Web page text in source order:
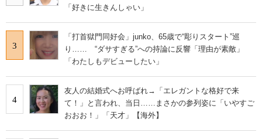
「好きに生きんしゃい」
3
「打首獄門同好会」junko、65歳で“彫りスタート”巡
り…… “ダサすぎる”への持論に反響「理由が素敵」
「わたしもデビューしたい」
4
友人の結婚式へお呼ばれ→「エレガントな格好で来
て！」と言われ、当日……まさかの参列姿に「いやすご
おおお！」「天才」【海外】